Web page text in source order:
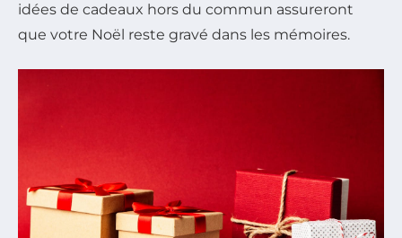
idées de cadeaux hors du commun assureront
que votre Noël reste gravé dans les mémoires.